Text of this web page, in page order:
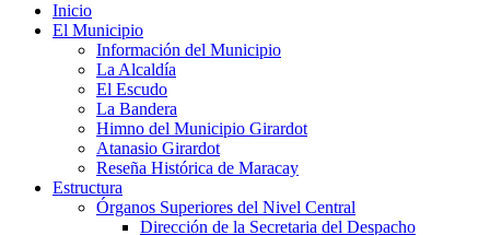
Inicio
El Municipio
Información del Municipio
La Alcaldía
El Escudo
La Bandera
Himno del Municipio Girardot
Atanasio Girardot
Reseña Histórica de Maracay
Estructura
Órganos Superiores del Nivel Central
Dirección de la Secretaria del Despacho